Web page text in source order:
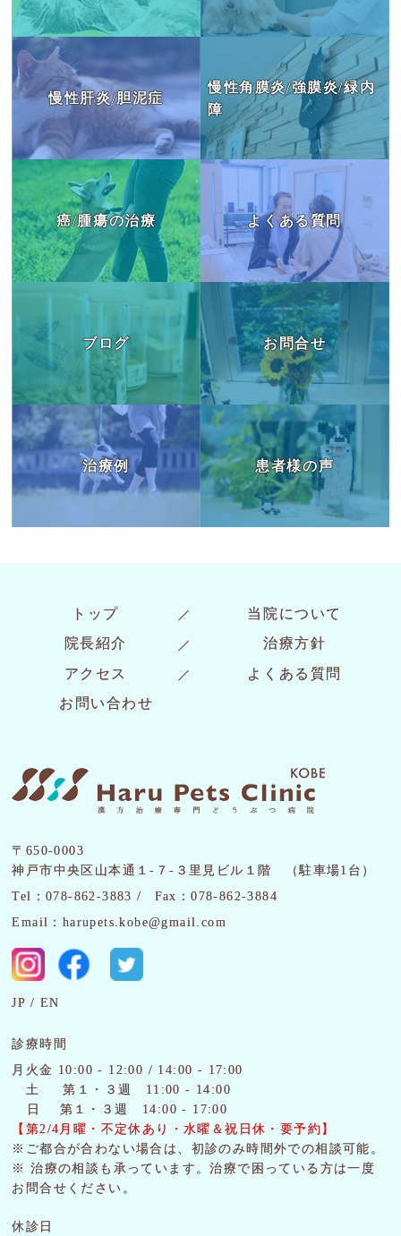
慢性肝炎/胆泥症
慢性角膜炎/強膜炎/緑内
障
癌/腫瘍の治療 よくある質問
ブログ お問合せ
治療例 患者様の声
トップ
当院について
院長紹介
治療方針
アクセス
よくある質問
お問い合わせ
〒650-0003
神戸市中央区山本通１-７-３里見ビル１階 （駐車場1台）
Tel：078-862-3883 /
Fax：078-862-3884
Email：harupets.kobe@gmail.com
JP EN
診療時間
月火金 10:00 - 12:00 / 14:00 - 17:00
土
第１・３週 11:00 - 14:00
日 第１・３週 14:00 - 17:00
【第2/4月曜・ 不定休あり・水曜＆祝日休・要予約】
※ご都合が合わない場合は、初診のみ時間外での相談可能。
※ 治療の相談も承っています。治療で困っている方は一度
お問合せください。
休診日